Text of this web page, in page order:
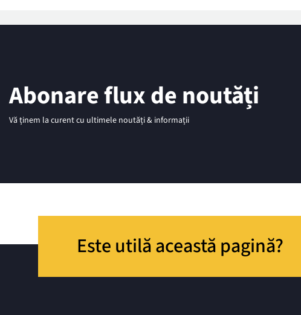
Abonare flux de noutăți
Vă ținem la curent cu ultimele noutăți & informații
Este utilă această pagină?